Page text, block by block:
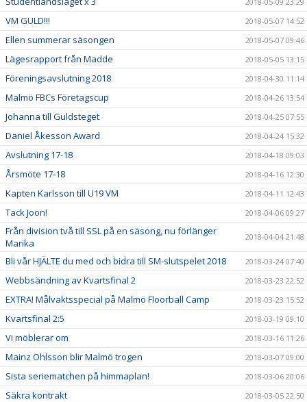
VM GULD!!! 2018-05-07 14:52
Ellen summerar säsongen 2018-05-07 09:46
Lägesrapport från Madde 2018-05-05 13:15
Föreningsavslutning 2018 2018-04-30 11:14
Malmö FBCs Företagscup 2018-04-26 13:54
Johanna till Guldsteget 2018-04-25 07:55
Daniel Åkesson Award 2018-04-24 15:32
Avslutning 17-18 2018-04-18 09:03
Årsmöte 17-18 2018-04-16 12:30
Kapten Karlsson till U19 VM 2018-04-11 12:43
Tack Joon! 2018-04-06 09:27
Från division två till SSL på en säsong, nu förlänger
Marika
2018-04-04 21:48
Bli vår HJÄLTE du med och bidra till SM-slutspelet 2018 2018-03-24 07:40
Webbsändning av Kvartsfinal 2 2018-03-23 22:52
EXTRA! Målvaktsspecial på Malmö Floorball Camp 2018-03-23 15:52
Kvartsfinal 2:5 2018-03-19 09:10
Vi möblerar om 2018-03-16 11:26
Mainz Ohlsson blir Malmö trogen 2018-03-07 09:00
Sista seriematchen på himmaplan! 2018-03-06 20:06
Säkra kontrakt 2018-03-05 22:50